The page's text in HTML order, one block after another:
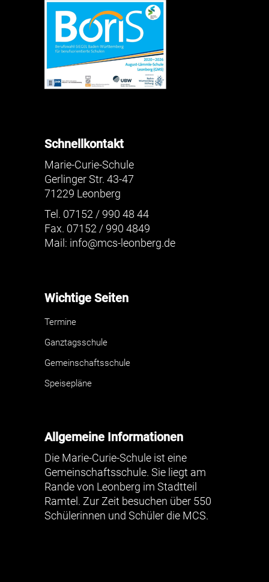
Schnellkontakt
Marie-Curie-Schule
Gerlinger Str. 43-47
71229 Leonberg
Tel. 07152 / 990 48 44
Fax. 07152 / 990 4849
Mail: info@mcs-leonberg.de
Wichtige Seiten
Termine
Ganztagsschule
Gemeinschaftsschule
Speisepläne
Allgemeine Informationen
Die Marie-Curie-Schule ist eine
Gemeinschaftsschule. Sie liegt am
Rande von Leonberg im Stadtteil
Ramtel. Zur Zeit besuchen über 550
Schülerinnen und Schüler die MCS.